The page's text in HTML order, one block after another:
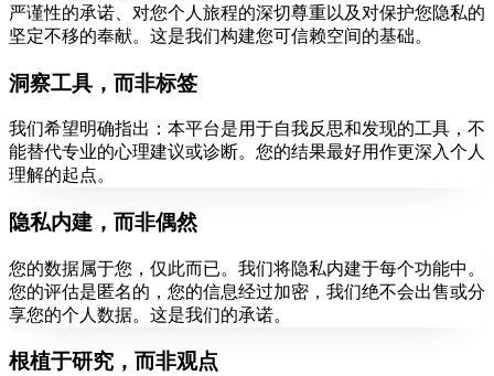
严谨性的承诺、对您个人旅程的深切尊重以及对保护您隐私的
坚定不移的奉献。这是我们构建您可信赖空间的基础。
洞察工具，而非标签
我们希望明确指出：本平台是用于自我反思和发现的工具，不
能替代专业的心理建议或诊断。您的结果最好用作更深入个人
理解的起点。
隐私内建，而非偶然
您的数据属于您，仅此而已。我们将隐私内建于每个功能中。
您的评估是匿名的，您的信息经过加密，我们绝不会出售或分
享您的个人数据。这是我们的承诺。
根植于研究，而非观点